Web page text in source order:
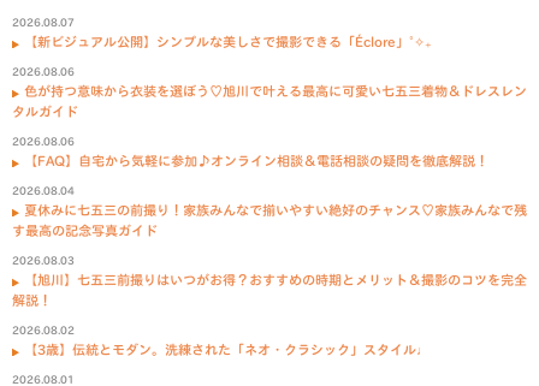
2026.08.07
【新ビジュアル公開】シンプルな美しさで撮影できる「Éclore」˚✧₊
2026.08.06
色が持つ意味から衣装を選ぼう♡旭川で叶える最高に可愛い七五三着物＆ドレスレン
タルガイド
2026.08.06
【FAQ】自宅から気軽に参加♪オンライン相談＆電話相談の疑問を徹底解説！
2026.08.04
夏休みに七五三の前撮り！家族みんなで揃いやすい絶好のチャンス♡家族みんなで残
す最高の記念写真ガイド
2026.08.03
【旭川】七五三前撮りはいつがお得？おすすめの時期とメリット＆撮影のコツを完全
解説！
2026.08.02
【3歳】伝統とモダン。洗練された「ネオ・クラシック」スタイル♩
2026.08.01